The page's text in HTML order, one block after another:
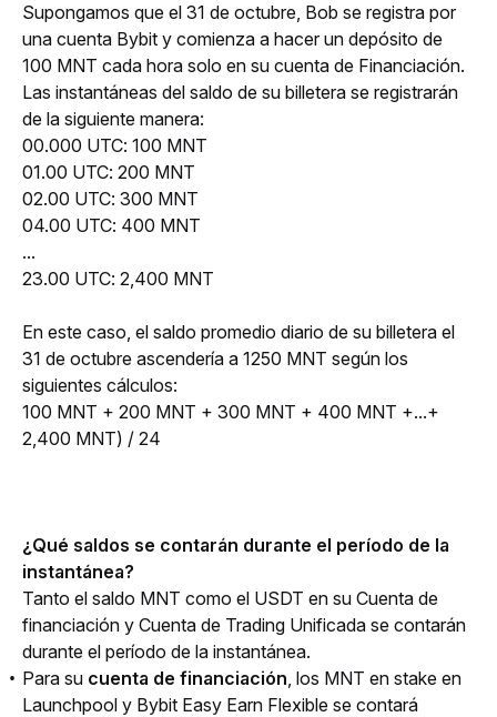
Supongamos que el 31 de octubre, Bob se registra por
una cuenta Bybit y comienza a hacer un depósito de
100 MNT cada hora solo en su cuenta de Financiación.
Las instantáneas del saldo de su billetera se registrarán
de la siguiente manera:
00.000 UTC: 100 MNT
01.00 UTC: 200 MNT
02.00 UTC: 300 MNT
04.00 UTC: 400 MNT
...
23.00 UTC: 2,400 MNT
En este caso, el saldo promedio diario de su billetera el
31 de octubre ascendería a 1250 MNT según los
siguientes cálculos:
100 MNT + 200 MNT + 300 MNT + 400 MNT +...+
2,400 MNT) / 24
¿Qué saldos se contarán durante el período de la
instantánea?
Tanto el saldo MNT como el USDT en su Cuenta de
financiación y Cuenta de Trading Unificada se contarán
durante el período de la instantánea.
Para su cuenta de financiación, los MNT en stake en
Launchpool y Bybit Easy Earn Flexible se contará